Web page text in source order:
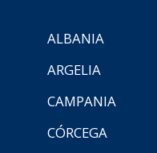
ALBANIA
ARGELIA
CAMPANIA
CÓRCEGA